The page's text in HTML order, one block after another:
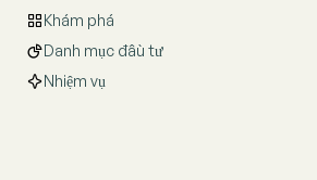
Khám phá
Danh mục đầu tư
Nhiệm vụ